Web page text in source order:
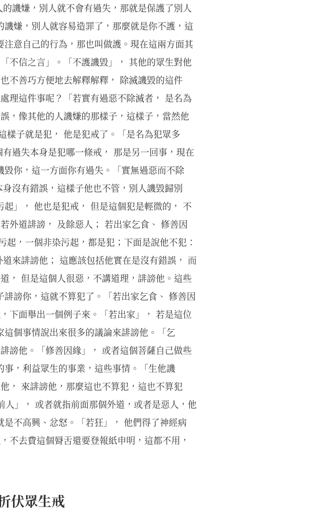
譏嫌，別人就不會有過失，那就是保護了別人
嫌，別人就容易造罪了，那麼就是你不護，這
意自己的行為，那也叫做護。現在這兩方面其
不信之言」。「不護譏毀」， 其他的眾生對他
不善巧方便地去解釋解釋， 除滅譏毀的這件
理這件事呢？「若實有過惡不除滅者， 是名為
，像其他的人譏嫌的那樣子，這樣子，當然他
樣子就是犯， 他是犯戒了。「是名為犯眾多
過失本身是犯哪一條戒， 那是另一回事，現在
你，這一方面你有過失。「實無過惡而不除
沒有錯誤，這樣子他也不管，別人譏毀歸別
」， 他也是犯戒， 但是這個犯是輕微的， 不
外道誹謗， 及餘惡人； 若出家乞食、 修善因
，一個非染污起，都是犯；下面是說他不犯：
來誹謗他； 這應該包括他實在是沒有錯誤， 而
， 但是這個人很惡，不講道理，誹謗他。這些
謗你，這就不算犯了。「若出家乞食、 修善因
下面舉出一個例子來。「若出家」， 若是這位
個事情說出來很多的議論來誹謗他。「乞
謗他。「修善因緣」， 或者這個菩薩自己做些
，利益眾生的事業，這些事情。「生他譏
， 來誹謗他，那麼這也不算犯，這也不算犯
」， 或者就指前面那個外道，或者是惡人，他
不高興、忿怒。「若狂」， 他們得了神經病
不去費這個脣舌還要登報紙申明，這都不用，
伏眾生戒